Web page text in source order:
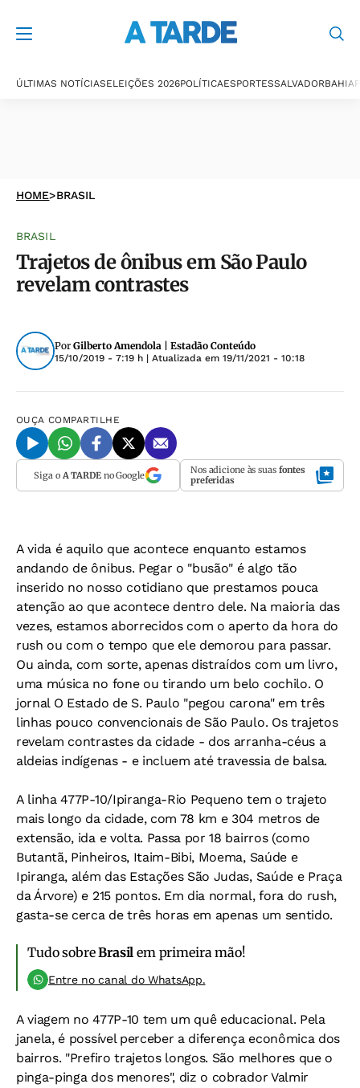
ÚLTIMAS NOTÍCIASELEIÇÕES 2026POLÍTICAESPORTESSALVADORBAHIA
HOME>BRASIL
BRASIL
Trajetos de ônibus em São Paulo
revelam contrastes
Por Gilberto Amendola | Estadão Conteúdo
15/10/2019 - 7:19 h | Atualizada em 19/11/2021 - 10:18
OUÇA COMPARTILHE
Siga o A TARDEno Google Nos adicione às suas fontes
preferidas
A vida é aquilo que acontece enquanto estamos
andando de ônibus. Pegar o "busão" é algo tão
inserido no nosso cotidiano que prestamos pouca
atenção ao que acontece dentro dele. Na maioria das
vezes, estamos aborrecidos com o aperto da hora do
rush ou com o tempo que ele demorou para passar.
Ou ainda, com sorte, apenas distraídos com um livro,
uma música no fone ou tirando um belo cochilo. O
jornal O Estado de S. Paulo "pegou carona" em três
linhas pouco convencionais de São Paulo. Os trajetos
revelam contrastes da cidade - dos arranha-céus a
aldeias indígenas - e incluem até travessia de balsa.
A linha 477P-10/Ipiranga-Rio Pequeno tem o trajeto
mais longo da cidade, com 78 km e 304 metros de
extensão, ida e volta. Passa por 18 bairros (como
Butantã, Pinheiros, Itaim-Bibi, Moema, Saúde e
Ipiranga, além das Estações São Judas, Saúde e Praça
da Árvore) e 215 pontos. Em dia normal, fora do rush,
gasta-se cerca de três horas em apenas um sentido.
Tudo sobreBrasil em primeira mão!
Entre no canal do WhatsApp.
A viagem no 477P-10 tem um quê educacional. Pela
janela, é possível perceber a diferença econômica dos
bairros. "Prefiro trajetos longos. São melhores que o
pinga-pinga dos menores", diz o cobrador Valmir